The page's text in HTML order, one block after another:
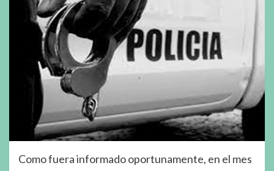
Como fuera informado oportunamente, en el mes